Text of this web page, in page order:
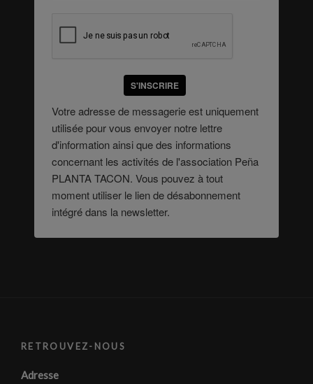
S'INSCRIRE
Votre adresse de messagerie est uniquement
utilisée pour vous envoyer notre lettre
d'information ainsi que des informations
concernant les activités de l'association Peña
PLANTA TACON. Vous pouvez à tout
moment utiliser le lien de désabonnement
intégré dans la newsletter.
RETROUVEZ-NOUS
Adresse